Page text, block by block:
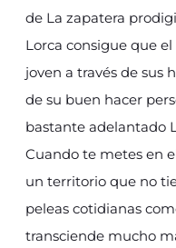
de La zapatera
Lorca consigue que
joven a través de sus
de su buen hacer
bastante adelantado
Cuando te metes en
un territorio que no
peleas cotidianas
transciende mucho